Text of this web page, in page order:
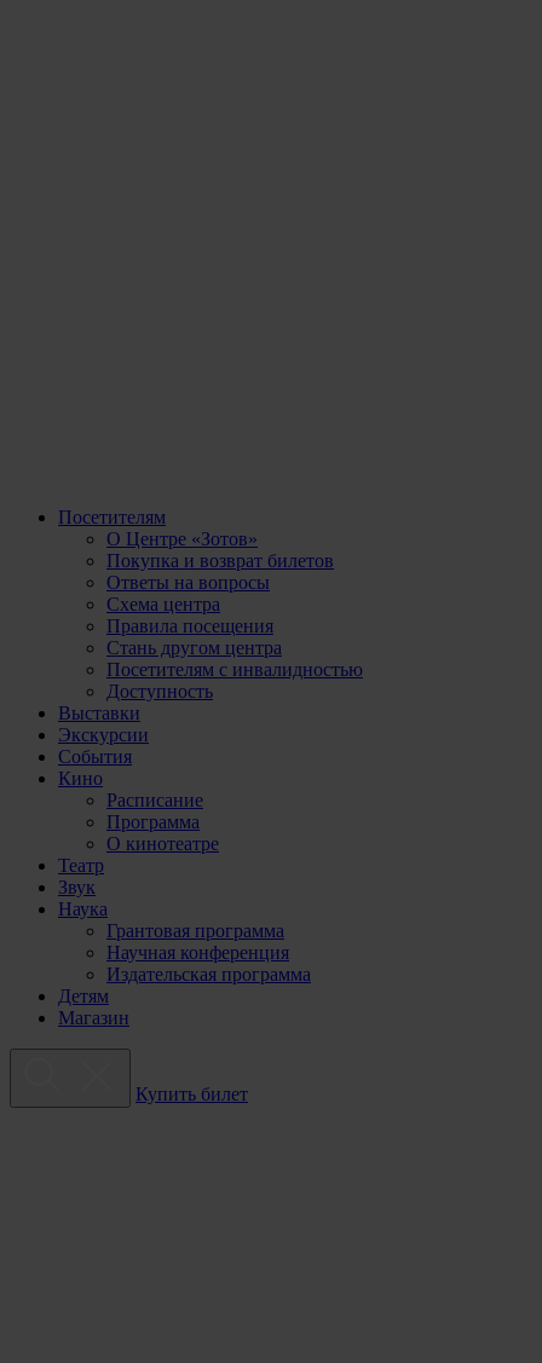
Посетителям
О Центре «Зотов»
Покупка и возврат билетов
Ответы на вопросы
Схема центра
Правила посещения
Стань другом центра
Посетителям с инвалидностью
Доступность
Выставки
Экскурсии
События
Кино
Расписание
Программа
О кинотеатре
Театр
Звук
Наука
Грантовая программа
Научная конференция
Издательская программа
Детям
Магазин
Купить билет